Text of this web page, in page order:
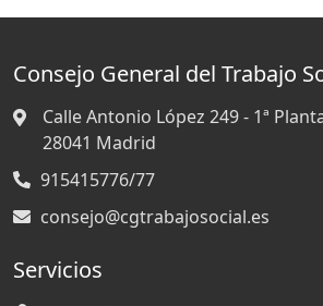
Consejo General del Trabajo
Calle Antonio López 249 - 1ª
28041 Madrid
915415776/77
consejo@cgtrabajosocial.es
Servicios